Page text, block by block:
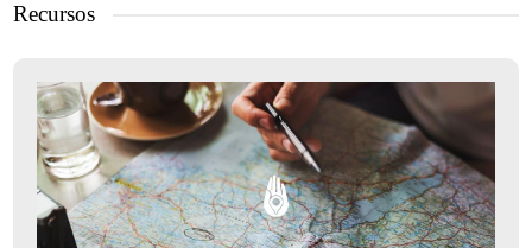
Recursos